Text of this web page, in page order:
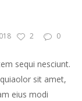
2 0
sequi nesciunt.
sit amet,
eius modi